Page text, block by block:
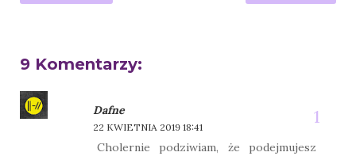
9 Komentarzy:
Dafne
22 KWIETNIA 2019 18:41
Cholernie podziwiam, że podejmujesz